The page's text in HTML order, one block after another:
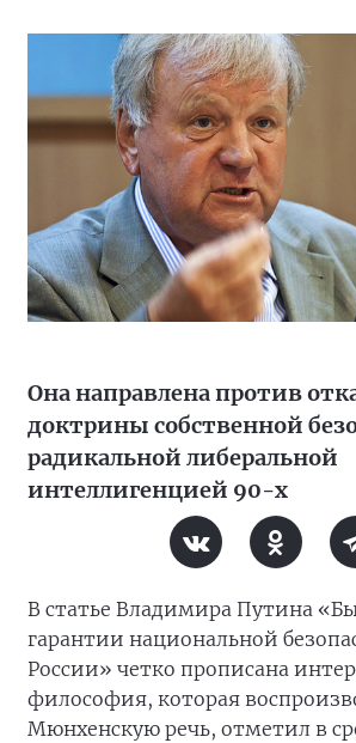
Она направлена против
доктрины собственной
радикальной либеральной
интеллигенцией 90-х
В статье Владимира Путина
гарантии национальной
России» четко прописана
философия, которая
Мюнхенскую речь, отметил в